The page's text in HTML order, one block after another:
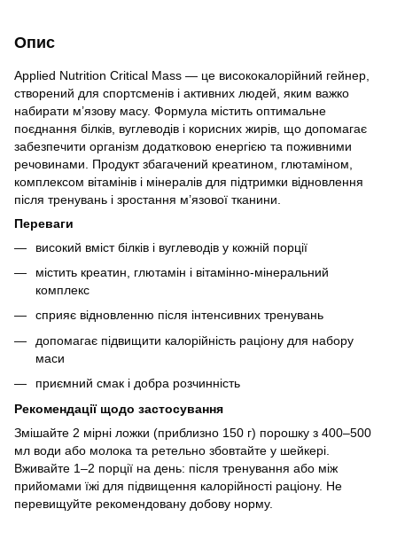
Опис
Applied Nutrition Critical Mass — це висококалорійний гейнер,
створений для спортсменів і активних людей, яким важко
набирати м’язову масу. Формула містить оптимальне
поєднання білків, вуглеводів і корисних жирів, що допомагає
забезпечити організм додатковою енергією та поживними
речовинами. Продукт збагачений креатином, глютаміном,
комплексом вітамінів і мінералів для підтримки відновлення
після тренувань і зростання м’язової тканини.
Переваги
високий вміст білків і вуглеводів у кожній порції
містить креатин, глютамін і вітамінно-мінеральний
комплекс
сприяє відновленню після інтенсивних тренувань
допомагає підвищити калорійність раціону для набору
маси
приємний смак і добра розчинність
Рекомендації щодо застосування
Змішайте 2 мірні ложки (приблизно 150 г) порошку з 400–500
мл води або молока та ретельно збовтайте у шейкері.
Вживайте 1–2 порції на день: після тренування або між
прийомами їжі для підвищення калорійності раціону. Не
перевищуйте рекомендовану добову норму.